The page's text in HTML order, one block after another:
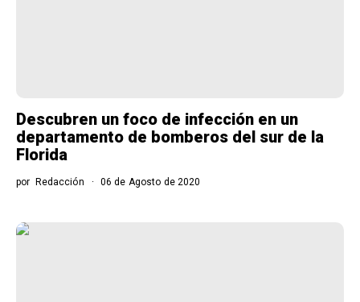
Descubren un foco de infección en un
departamento de bomberos del sur de la
Florida
por Redacción 06 de Agosto de 2020